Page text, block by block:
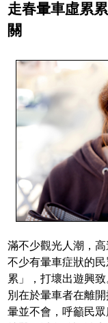
走春暈車虛累
關
滿不少觀光人潮，
不少有暈車症狀的
累」，打壞出遊興
別在於暈車者在離
暈並不會，呼籲民